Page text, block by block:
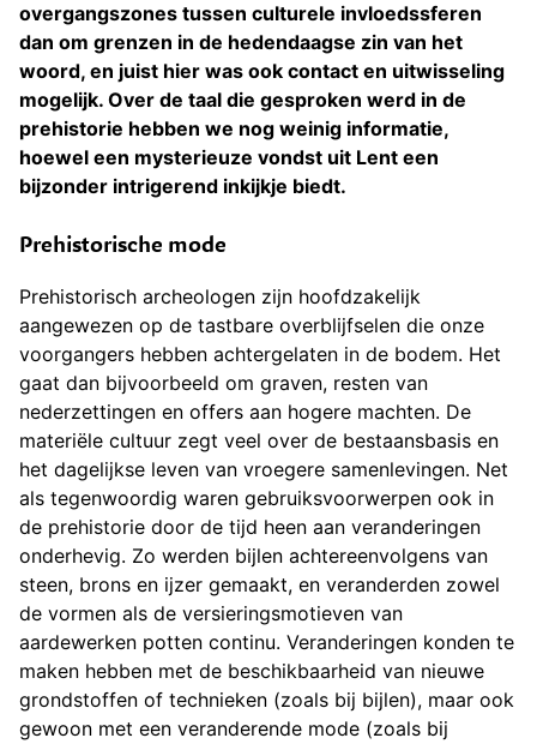
overgangszones tussen culturele invloedssferen
dan om grenzen in de hedendaagse zin van het
woord, en juist hier was ook contact en uitwisseling
mogelijk. Over de taal die gesproken werd in de
prehistorie hebben we nog weinig informatie,
hoewel een mysterieuze vondst uit Lent een
bijzonder intrigerend inkijkje biedt.
Prehistorische mode
Prehistorisch archeologen zijn hoofdzakelijk
aangewezen op de tastbare overblijfselen die onze
voorgangers hebben achtergelaten in de bodem. Het
gaat dan bijvoorbeeld om graven, resten van
nederzettingen en offers aan hogere machten. De
materiële cultuur zegt veel over de bestaansbasis en
het dagelijkse leven van vroegere samenlevingen. Net
als tegenwoordig waren gebruiksvoorwerpen ook in
de prehistorie door de tijd heen aan veranderingen
onderhevig. Zo werden bijlen achtereenvolgens van
steen, brons en ijzer gemaakt, en veranderden zowel
de vormen als de versieringsmotieven van
aardewerken potten continu. Veranderingen konden te
maken hebben met de beschikbaarheid van nieuwe
grondstoffen of technieken (zoals bij bijlen), maar ook
gewoon met een veranderende mode (zoals bij